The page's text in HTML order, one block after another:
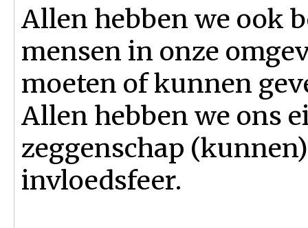
Allen hebben we ook
mensen in onze
moeten of kunnen
Allen hebben we ons
zeggenschap
invloedsfeer.